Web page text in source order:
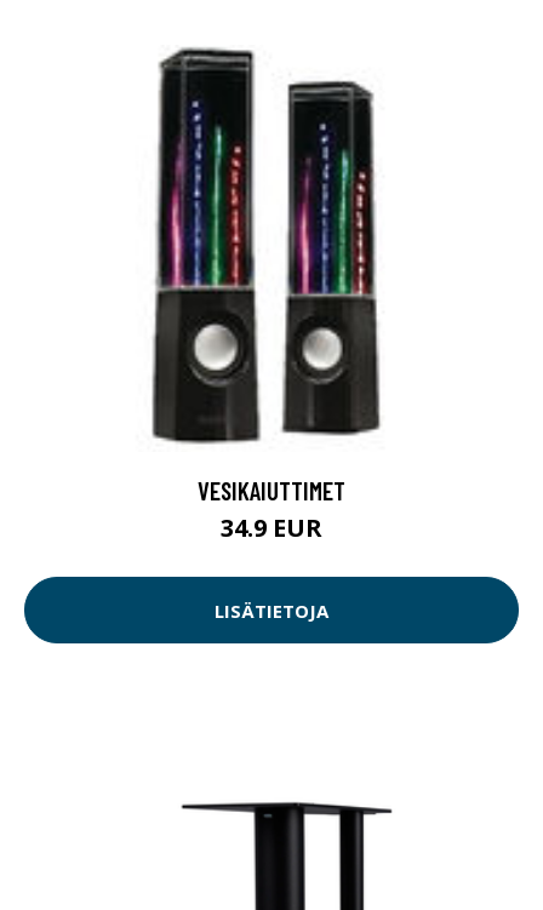
VESIKAIUTTIMET
34.9 EUR
LISÄTIETOJA